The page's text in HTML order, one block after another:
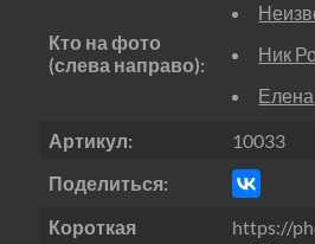
Кто на фото
(слева направо):
Ник
Елена
Артикул:
10033
Поделиться:
Короткая
https://